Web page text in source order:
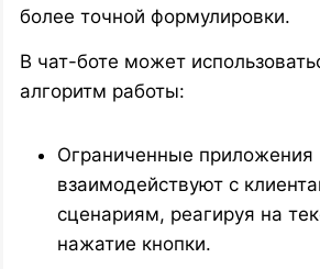
более точной формулировки.
В чат-боте может
алгоритм работы:
Ограниченные приложения
взаимодействуют с
сценариям, реагируя на
нажатие кнопки.